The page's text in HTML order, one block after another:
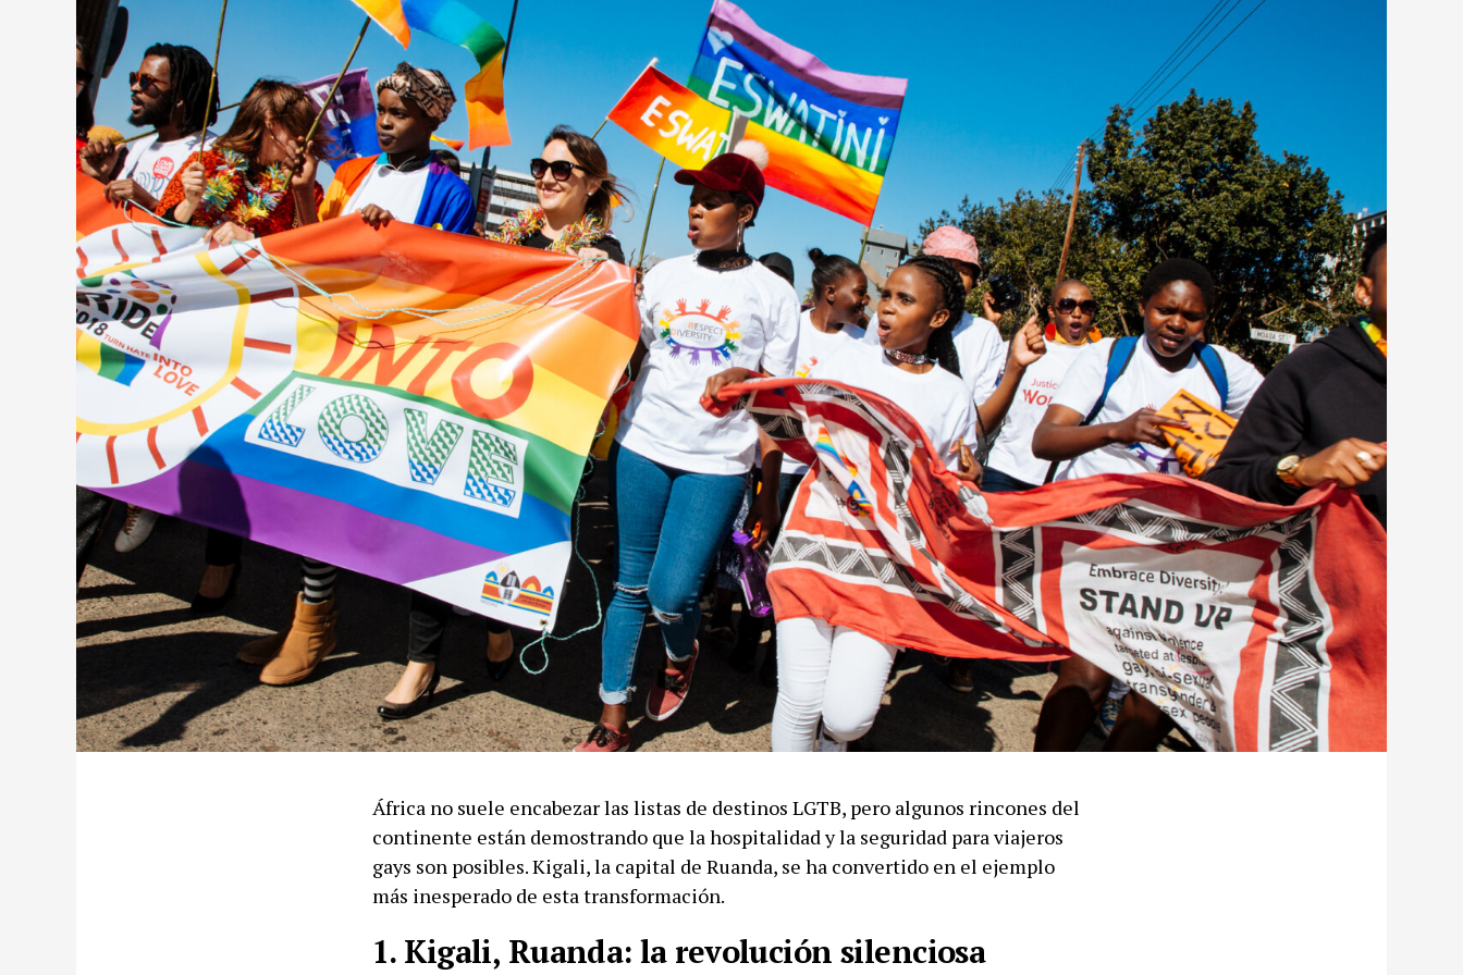
África no suele encabezar las listas de destinos LGTB, pero algunos rincones del
continente están demostrando que la hospitalidad y la seguridad para viajeros
gays son posibles. Kigali, la capital de Ruanda, se ha convertido en el ejemplo
más inesperado de esta transformación.
1. Kigali, Ruanda: la revolución silenciosa